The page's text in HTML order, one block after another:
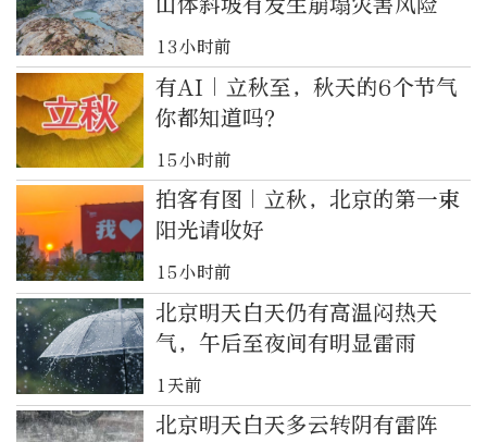
山体斜坡有发生崩塌灾害风险
13小时前
有AI｜立秋至，秋天的6个节气
你都知道吗？
15小时前
拍客有图｜立秋，北京的第一束
阳光请收好
15小时前
北京明天白天仍有高温闷热天
气，午后至夜间有明显雷雨
1天前
北京明天白天多云转阴有雷阵